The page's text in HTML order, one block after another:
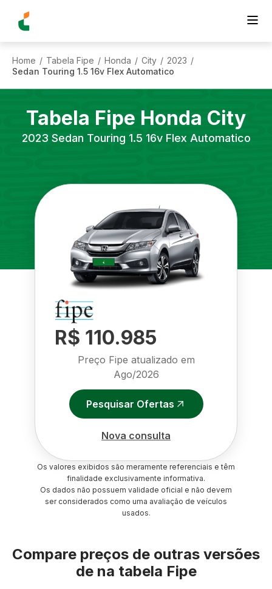
Home / Tabela Fipe / Honda / City / 2023 /
Sedan Touring 1.5 16v Flex Automatico
Tabela Fipe Honda City
2023 Sedan Touring 1.5 16v Flex Automatico
R$ 110.985
Preço Fipe atualizado em
Ago/2026
Pesquisar Ofertas
Nova consulta
Os valores exibidos são meramente referenciais e têm
finalidade exclusivamente informativa.
Os dados não possuem validade oficial e não devem
ser considerados como uma avaliação de veículos
usados.
Compare preços de outras versões
de na tabela Fipe